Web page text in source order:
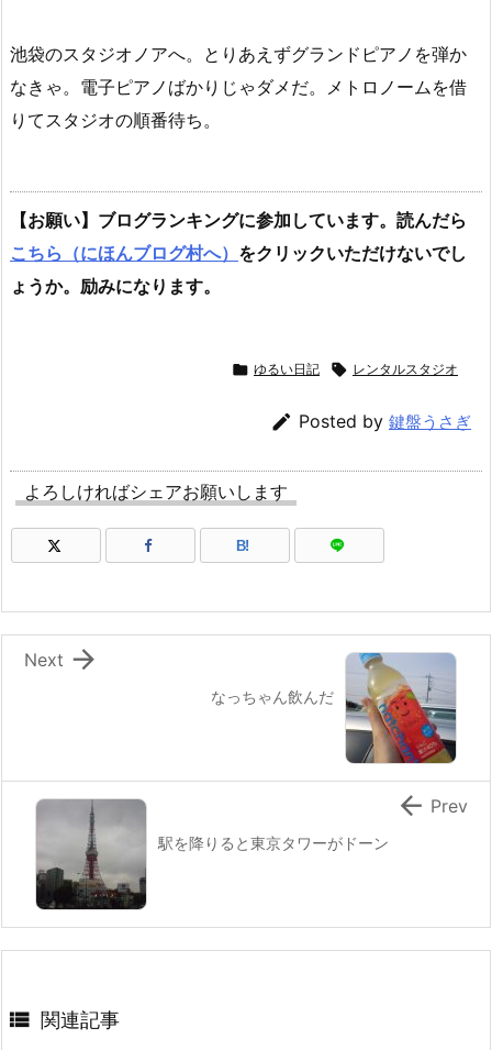
池袋のスタジオノアへ。とりあえずグランドピアノを弾か
なきゃ。電子ピアノばかりじゃダメだ。メトロノームを借
りてスタジオの順番待ち。
【お願い】ブログランキングに参加しています。読んだら
こちら（にほんブログ村へ） をクリックいただけないでし
ょうか。励みになります。
 ゆるい日記  レンタルスタジオ
 Posted by 鍵盤うさぎ
よろしければシェアお願いします
B!
なっちゃん飲んだ

Next
駅を降りると東京タワーがドーン
 Prev
 関連記事